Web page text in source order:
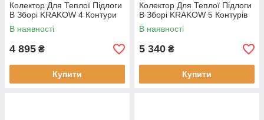
Колектор Для Теплої Підлоги
В Зборі KRAKOW 4 Контури
В наявності
4 895 ₴
Купити
Колектор Для Теплої Підлоги
В Зборі KRAKOW 5 Контурів
В наявності
5 340 ₴
Купити